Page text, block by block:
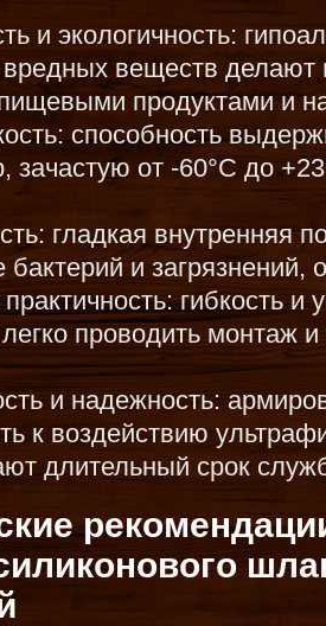
и экологичность:
вредных веществ
продуктами и
способность
зачастую от -60°C до
гладкая внутренняя
бактерий и загрязнений,
гибкость и
проводить монтаж
и надежность:
к воздействию
длительный срок